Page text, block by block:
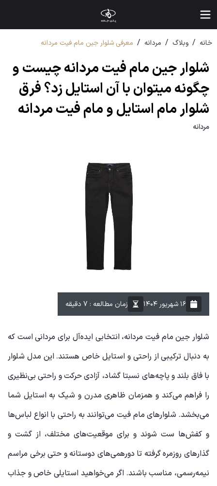
خانه / وبلاگ / مردانه / معرفی شلوار جین مام فیت مردانه
شلوار جین مام فیت مردانه چیست و
چگونه میتوان با آن استایل زد؟ فرق
شلوار مام استایل و مام فیت مردانه
مردانه
۱۶ شهریور ۱۴۰۴ زمان مطالعه : 7 دقیقه
شلوار جین مام فیت مردانه، انتخابی ایده‌آل برای مردانی است که
به دنبال ترکیبی از راحتی و استایل خاص هستند. این مدل شلوار
با فاق بلند و پاچه‌های نسبتا گشاد، آزادی حرکت و راحتی بی‌نظیری
را فراهم می‌کند و همزمان ظاهری مدرن و شیک به استایل شما
می‌بخشد. شلوارهای مام فیت می‌توانند به راحتی با انواع لباس‌ها
و کفش‌ها ست شوند و برای موقعیت‌های مختلف، از گشت و
گذارهای روزمره گرفته تا دورهمی‌های دوستانه و حتی برخی مراسم
نیمه‌رسمی، مناسب باشند. اگر می‌خواهید استایلی خاص و جذاب